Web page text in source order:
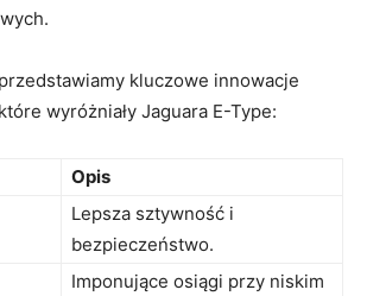
kluczowe innowacje
wyróżniały​ Jaguara E-Type:
Opis
Lepsza sztywność i
bezpieczeństwo.
Imponujące ​osiągi przy niskim